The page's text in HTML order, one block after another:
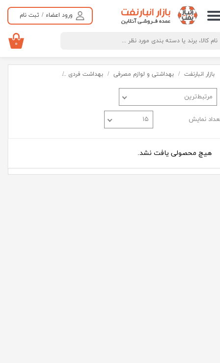
ورود اعضاء / ثبت نام
حساب کاربری من
تغییر گذر واژه
سفارشات
خروج از حساب کاربری
۰
بازار انبارنفت بهداشتی و لوازم مصرفی بهداشت فردی
مرتبط‌ترین
نمایش ۱۵
هیچ محصولی یافت نشد.